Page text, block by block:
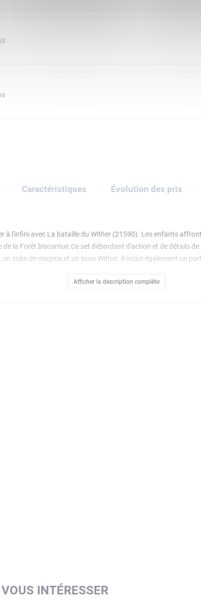
Caractéristiques Évolution des prix
à l'infini avec La bataille du Wither (21590). Les enfants
la Forêt biscornue.Ce set débordant d'action et de détails
cube de magma et un boss Wither. Il inclut également un
les constructeurs LEGO et les fans de jeux vidéo. Le mode
Afficher la description complète
INTÉRESSER